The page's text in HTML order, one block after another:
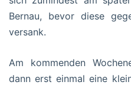
Bernau, bevor diese
versank.
Am kommenden
dann erst einmal eine